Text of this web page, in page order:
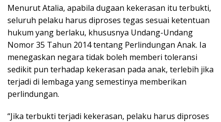
Menurut Atalia, apabila dugaan kekerasan itu terbukti,
seluruh pelaku harus diproses tegas sesuai ketentuan
hukum yang berlaku, khususnya Undang-Undang
Nomor 35 Tahun 2014 tentang Perlindungan Anak. Ia
menegaskan negara tidak boleh memberi toleransi
sedikit pun terhadap kekerasan pada anak, terlebih jika
terjadi di lembaga yang semestinya memberikan
perlindungan.
“Jika terbukti terjadi kekerasan, pelaku harus diproses